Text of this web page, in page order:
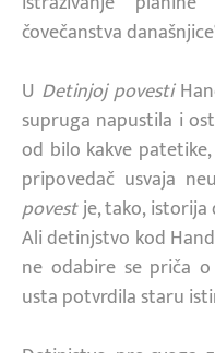
čovečanstva
U Detinjoj povesti
supruga napustila i
od bilo kakve
pripovedač usvaja
povestje, tako, istorija
Ali detinjstvo kod
ne odabire se priča
usta potvrdila staru